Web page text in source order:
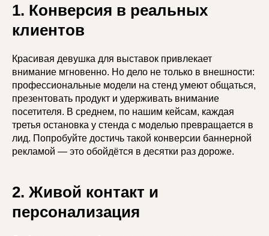
1. Конверсия в реальных
клиентов
Красивая девушка для выставок привлекает
внимание мгновенно. Но дело не только в внешности:
профессиональные модели на стенд умеют общаться,
презентовать продукт и удерживать внимание
посетителя. В среднем, по нашим кейсам, каждая
третья остановка у стенда с моделью превращается в
лид. Попробуйте достичь такой конверсии баннерной
рекламой — это обойдётся в десятки раз дороже.
2. Живой контакт и
персонализация